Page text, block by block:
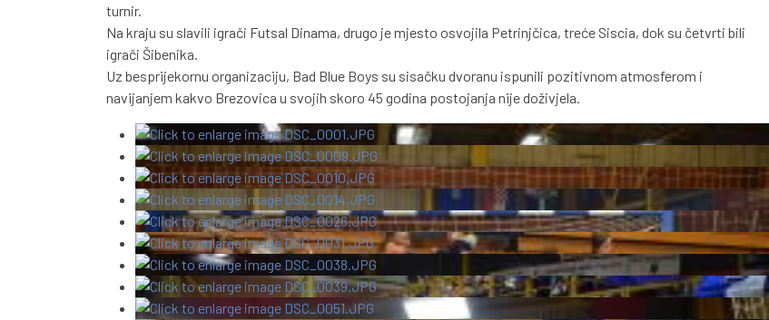
turnir.
Na kraju su slavili igrači Futsal Dinama, drugo je mjesto osvojila Petrinjčica, treće Siscia, dok su četvrti bili
igrači Šibenika.
Uz besprijekornu organizaciju, Bad Blue Boys su sisačku dvoranu ispunili pozitivnom atmosferom i
navijanjem kakvo Brezovica u svojih skoro 45 godina postojanja nije doživjela.